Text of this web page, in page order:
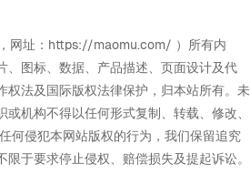
网址：https://maomu.com/ ）所有内
、图标、数据、产品描述、页面设计及代
权法及国际版权法律保护，归本站所有。未
机构不得以任何形式复制、转载、修改、
何侵犯本网站版权的行为，我们保留追究
于要求停止侵权、赔偿损失及提起诉讼。